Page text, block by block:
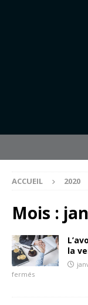
ACCUEIL 2020
Mois :
la
fermés